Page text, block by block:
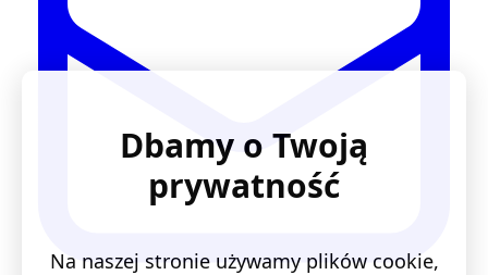
Dbamy o Twoją
prywatność
Na naszej stronie używamy plików cookie,